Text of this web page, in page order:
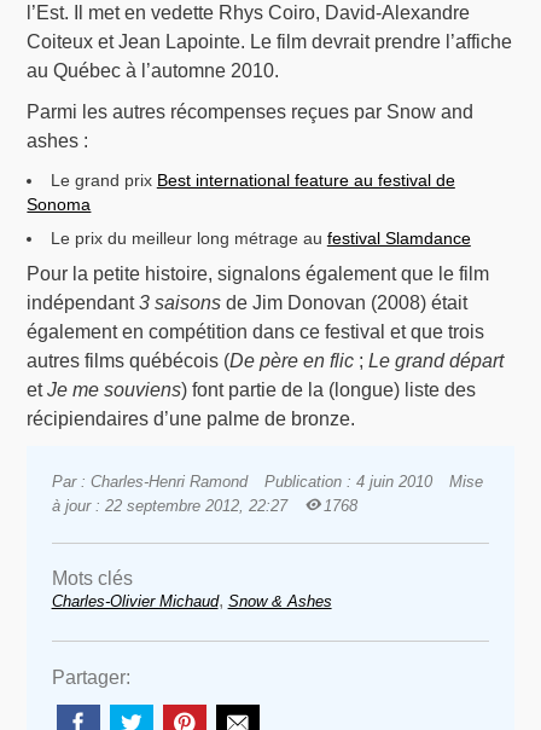
l’Est. Il met en vedette Rhys Coiro, David-Alexandre
Coiteux et Jean Lapointe. Le film devrait prendre l’affiche
au Québec à l’automne 2010.
Parmi les autres récompenses reçues par Snow and
ashes :
Le grand prix Best international feature au festival de
Sonoma
Le prix du meilleur long métrage au festival Slamdance
Pour la petite histoire, signalons également que le film
indépendant3 saisons de Jim Donovan (2008) était
également en compétition dans ce festival et que trois
autres films québécois (De père en flic ;Le grand départ
etJe me souviens) font partie de la (longue) liste des
récipiendaires d’une palme de bronze.
Par : Charles-Henri Ramond Publication : 4 juin 2010
Mise
à jour : 22 septembre 2012, 22:27
1768
Mots clés
Charles-Olivier Michaud, Snow & Ashes
Partager: